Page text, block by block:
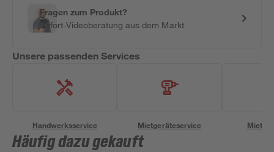
Fragen zum Produkt?
Sofort-Videoberatung aus dem Markt
Unsere passenden Services
Handwerksservice Mietgeräteservice
Häufig dazu gekauft